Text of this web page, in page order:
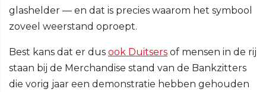
glashelder — en dat is precies waarom het symbool
zoveel weerstand oproept.
Best kans dat er dus ook Duitsers of mensen in de rij
staan bij de Merchandise stand van de Bankzitters
die vorig jaar een demonstratie hebben gehouden